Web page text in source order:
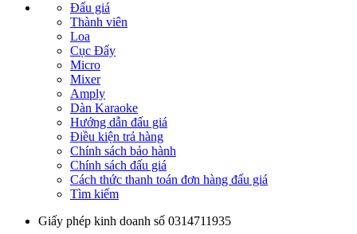
Đấu giá
Thành viên
Loa
Cục Đẩy
Micro
Mixer
Amply
Dàn Karaoke
Hướng dẫn đấu giá
Điều kiện trả hàng
Chính sách bảo hành
Chính sách đấu giá
Cách thức thanh toán đơn hàng đấu giá
Tìm kiếm
Giấy phép kinh doanh số 0314711935